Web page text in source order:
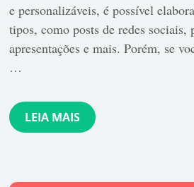
e personalizáveis, é possível
tipos, como posts de redes sociais,
apresentações e mais. Porém, se
…
LEIA MAIS